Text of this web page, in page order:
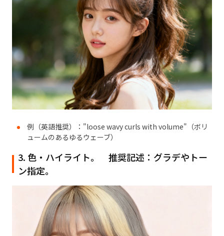
例（英語推奨）："loose wavy curls with volume"（ボリ
ュームのあるゆるウェーブ）
3. 色・ハイライト。 推奨記述：グラデやトー
ン指定。